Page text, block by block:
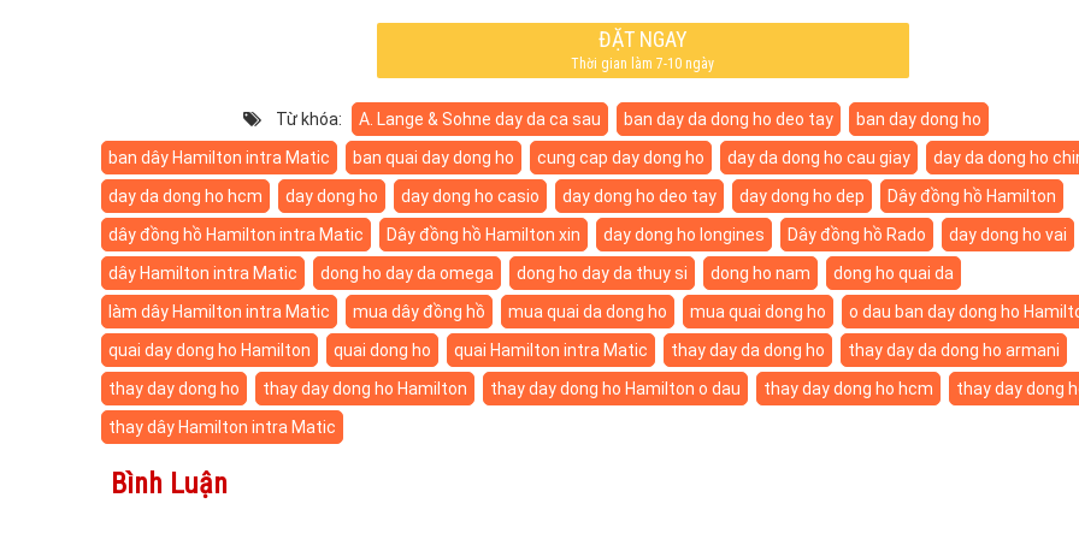
ĐẶT NGAY
Thời gian làm 7-10 ngày
Từ khóa: A. Lange & Sohne day da ca sau ban day da dong ho deo tay
ban day dong ho
ban dây Hamilton intra Matic
ban quai day dong ho cung cap day dong ho day da dong ho cau giay
day da dong ho
day da dong ho hcm
day dong ho day dong ho casio day dong ho deo tay day dong ho dep
Dây đồng hồ Hamilton
dây đồng hồ Hamilton intra Matic
Dây đồng hồ Hamilton xin day dong ho longines Dây đồng hồ Rado
day dong ho vai
dây Hamilton intra Matic
dong ho day da omega dong ho day da thuy si dong ho nam
dong ho quai da
làm dây Hamilton intra Matic
mua dây đồng hồ mua quai da dong ho mua quai dong ho
o dau ban day dong ho
quai day dong ho Hamilton
quai dong ho quai Hamilton intra Matic thay day da dong ho
thay day da dong ho armani
thay day dong ho
thay day dong ho Hamilton thay day dong ho Hamilton o dau thay day dong ho hcm
thay day dong
thay dây Hamilton intra Matic
Bình Luận